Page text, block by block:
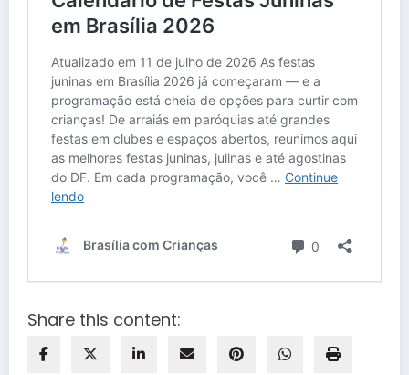
Share this content: